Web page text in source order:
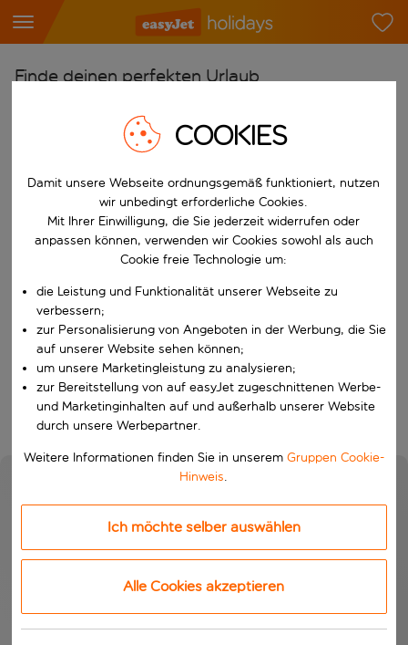
Finde deinen perfekten Urlaub
Flughafen wählen
Beginne mit der Eingabe für die automatische
Reiseziel wählen
Nach
Wähle ein Ab- und Rückflugdatum aus.
Reisezeitraum wählen
Wann
Wer
Suchen
COOKIES
Damit unsere Webseite ordnungsgemäß funktioniert, nutzen
wir unbedingt erforderliche Cookies.
Mit Ihrer Einwilligung, die Sie jederzeit widerrufen oder
anpassen können, verwenden wir Cookies sowohl als auch
Cookie freie Technologie um:
die Leistung und Funktionalität unserer Webseite zu
verbessern;
zur Personalisierung von Angeboten in der Werbung, die Sie
auf unserer Website sehen können;
um unsere Marketingleistung zu analysieren;
zur Bereitstellung von auf easyJet zugeschnittenen Werbe-
und Marketinginhalten auf und außerhalb unserer Website
durch unsere Werbepartner.
Weitere Informationen finden Sie in unserem Gruppen Cookie-
Hinweis.
Ich möchte selber auswählen
Alle Cookies akzeptieren